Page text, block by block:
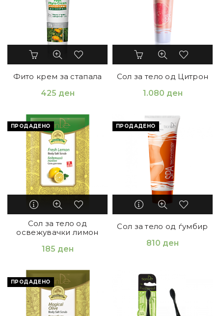
Фито крем за стапала
425 ден
Сол за тело од Цитрон
1.080 ден
ПРОДАДЕНО
Сол за тело од
освежувачки лимон
185 ден
ПРОДАДЕНО
Сол за тело од ѓумбир
810 ден
ПРОДАДЕНО